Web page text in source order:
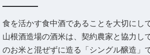
食を活かす食中酒であることを大切にし
山根酒造場の酒米は、契約農家と協力し
のお米と混ぜずに造る「シングル醸造」